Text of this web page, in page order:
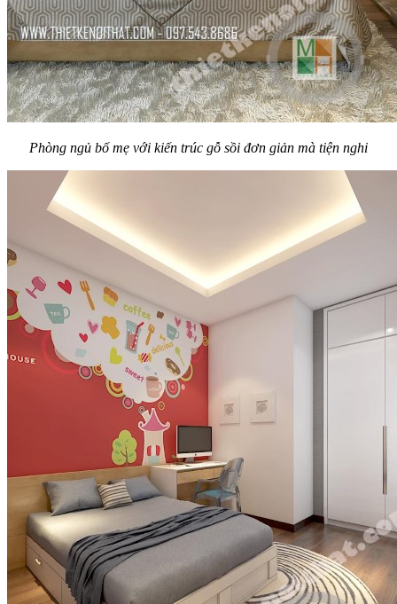
Phòng ngủ bố mẹ với kiến trúc gỗ sồi đơn giản mà tiện nghi